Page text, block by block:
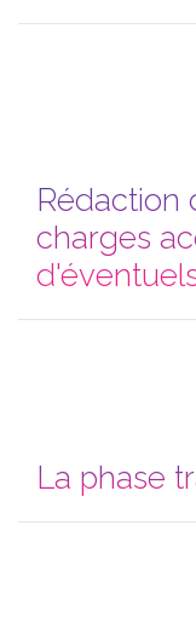
Rédaction
charges
La phase